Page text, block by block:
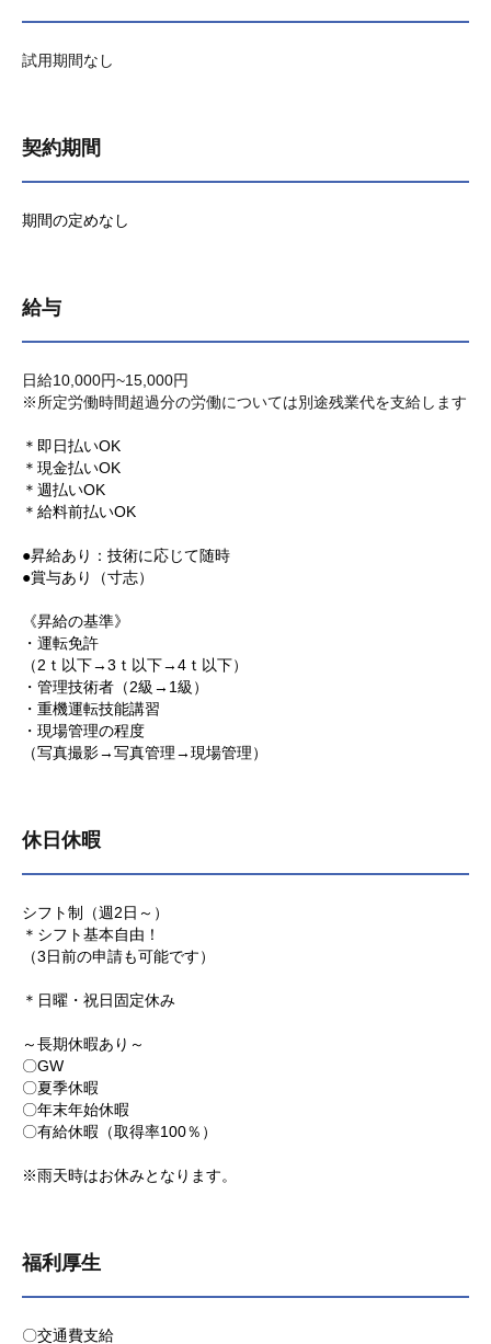
試用期間なし
契約期間
期間の定めなし
給与
日給10,000円~15,000円
※所定労働時間超過分の労働については別途残業代を支給します
＊即日払いOK
＊現金払いOK
＊週払いOK
＊給料前払いOK
●昇給あり：技術に応じて随時
●賞与あり（寸志）
《昇給の基準》
・運転免許
（2ｔ以下→3ｔ以下→4ｔ以下）
・管理技術者（2級→1級）
・重機運転技能講習
・現場管理の程度
（写真撮影→写真管理→現場管理）
休日休暇
シフト制（週2日～）
＊シフト基本自由！
（3日前の申請も可能です）
＊日曜・祝日固定休み
～長期休暇あり～
〇GW
〇夏季休暇
〇年末年始休暇
〇有給休暇（取得率100％）
※雨天時はお休みとなります。
福利厚生
〇交通費支給